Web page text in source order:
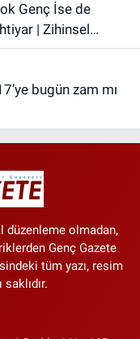
| Zihinsel
Olabilirsiniz
düzenleme olmadan,
Genç Gazete
tüm yazı, resim